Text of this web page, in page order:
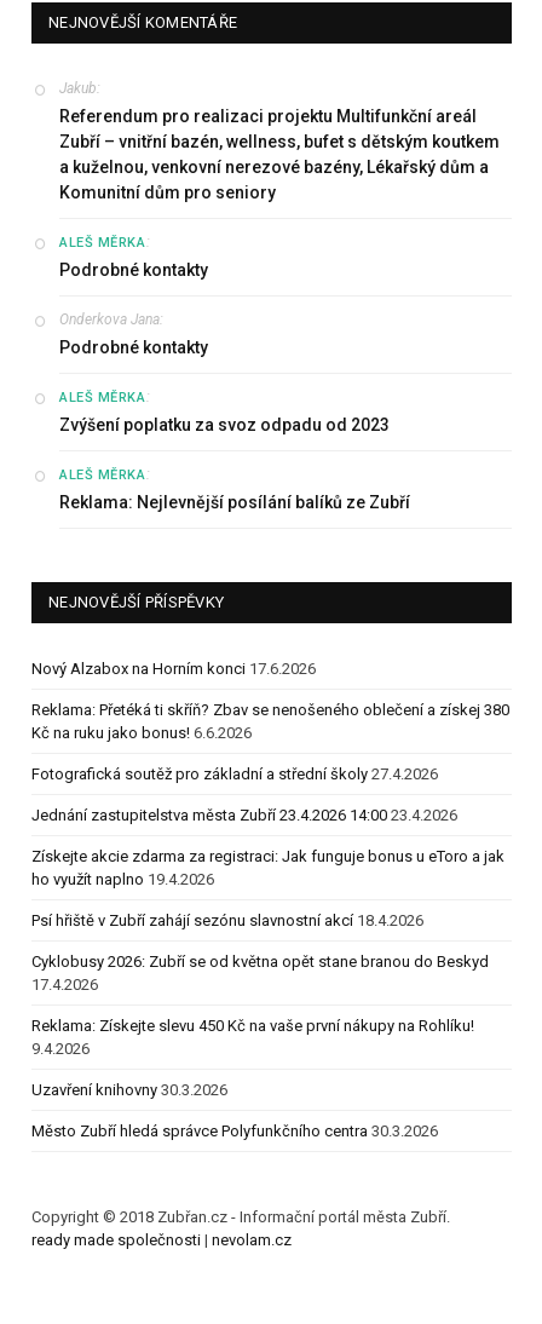
NEJNOVĚJŠÍ KOMENTÁŘE
Jakub:
Referendum pro realizaci projektu Multifunkční areál
Zubří – vnitřní bazén, wellness, bufet s dětským koutkem
a kuželnou, venkovní nerezové bazény, Lékařský dům a
Komunitní dům pro seniory
ALEŠ MĚRKA:
Podrobné kontakty
Onderkova Jana:
Podrobné kontakty
ALEŠ MĚRKA:
Zvýšení poplatku za svoz odpadu od 2023
ALEŠ MĚRKA:
Reklama: Nejlevnější posílání balíků ze Zubří
NEJNOVĚJŠÍ PŘÍSPĚVKY
Nový Alzabox na Horním konci 17.6.2026
Reklama: Přetéká ti skříň? Zbav se nenošeného oblečení a získej 380
Kč na ruku jako bonus! 6.6.2026
Fotografická soutěž pro základní a střední školy 27.4.2026
Jednání zastupitelstva města Zubří 23.4.2026 14:00 23.4.2026
Získejte akcie zdarma za registraci: Jak funguje bonus u eToro a jak
ho využít naplno 19.4.2026
Psí hřiště v Zubří zahájí sezónu slavnostní akcí 18.4.2026
Cyklobusy 2026: Zubří se od května opět stane branou do Beskyd
17.4.2026
Reklama: Získejte slevu 450 Kč na vaše první nákupy na Rohlíku!
9.4.2026
Uzavření knihovny 30.3.2026
Město Zubří hledá správce Polyfunkčního centra 30.3.2026
Copyright © 2018 Zubřan.cz - Informační portál města Zubří.
ready made společnosti | nevolam.cz